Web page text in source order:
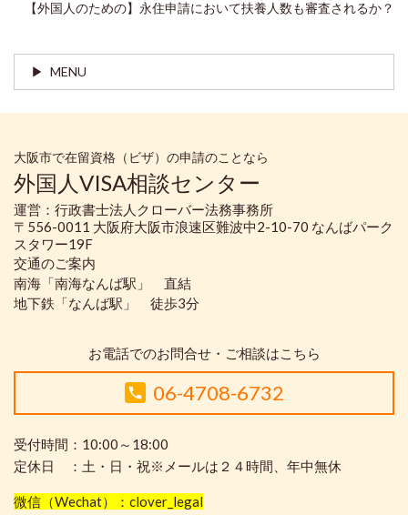
【外国人のための】永住申請において扶養人数も審査されるか？
MENU
大阪市で在留資格（ビザ）の申請のことなら
外国人VISA相談センター
運営：行政書士法人クローバー法務事務所
〒556-0011 大阪府大阪市浪速区難波中2-10-70 なんばパーク
スタワー19F
交通のご案内
南海「南海なんば駅」 直結
地下鉄「なんば駅」 徒歩3分
お電話でのお問合せ・ご相談はこちら
06-4708-6732
受付時間：10:00～18:00
定休日 ：土・日・祝※メールは２４時間、年中無休
微信（Wechat）：clover_legal